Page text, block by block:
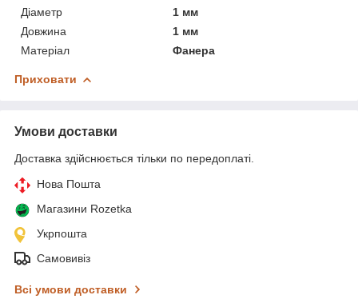
Діаметр
1 мм
Довжина
1 мм
Матеріал
Фанера
Приховати
Умови доставки
Доставка здійснюється тільки по передоплаті.
Нова Пошта
Магазини Rozetka
Укрпошта
Самовивіз
Всі умови доставки